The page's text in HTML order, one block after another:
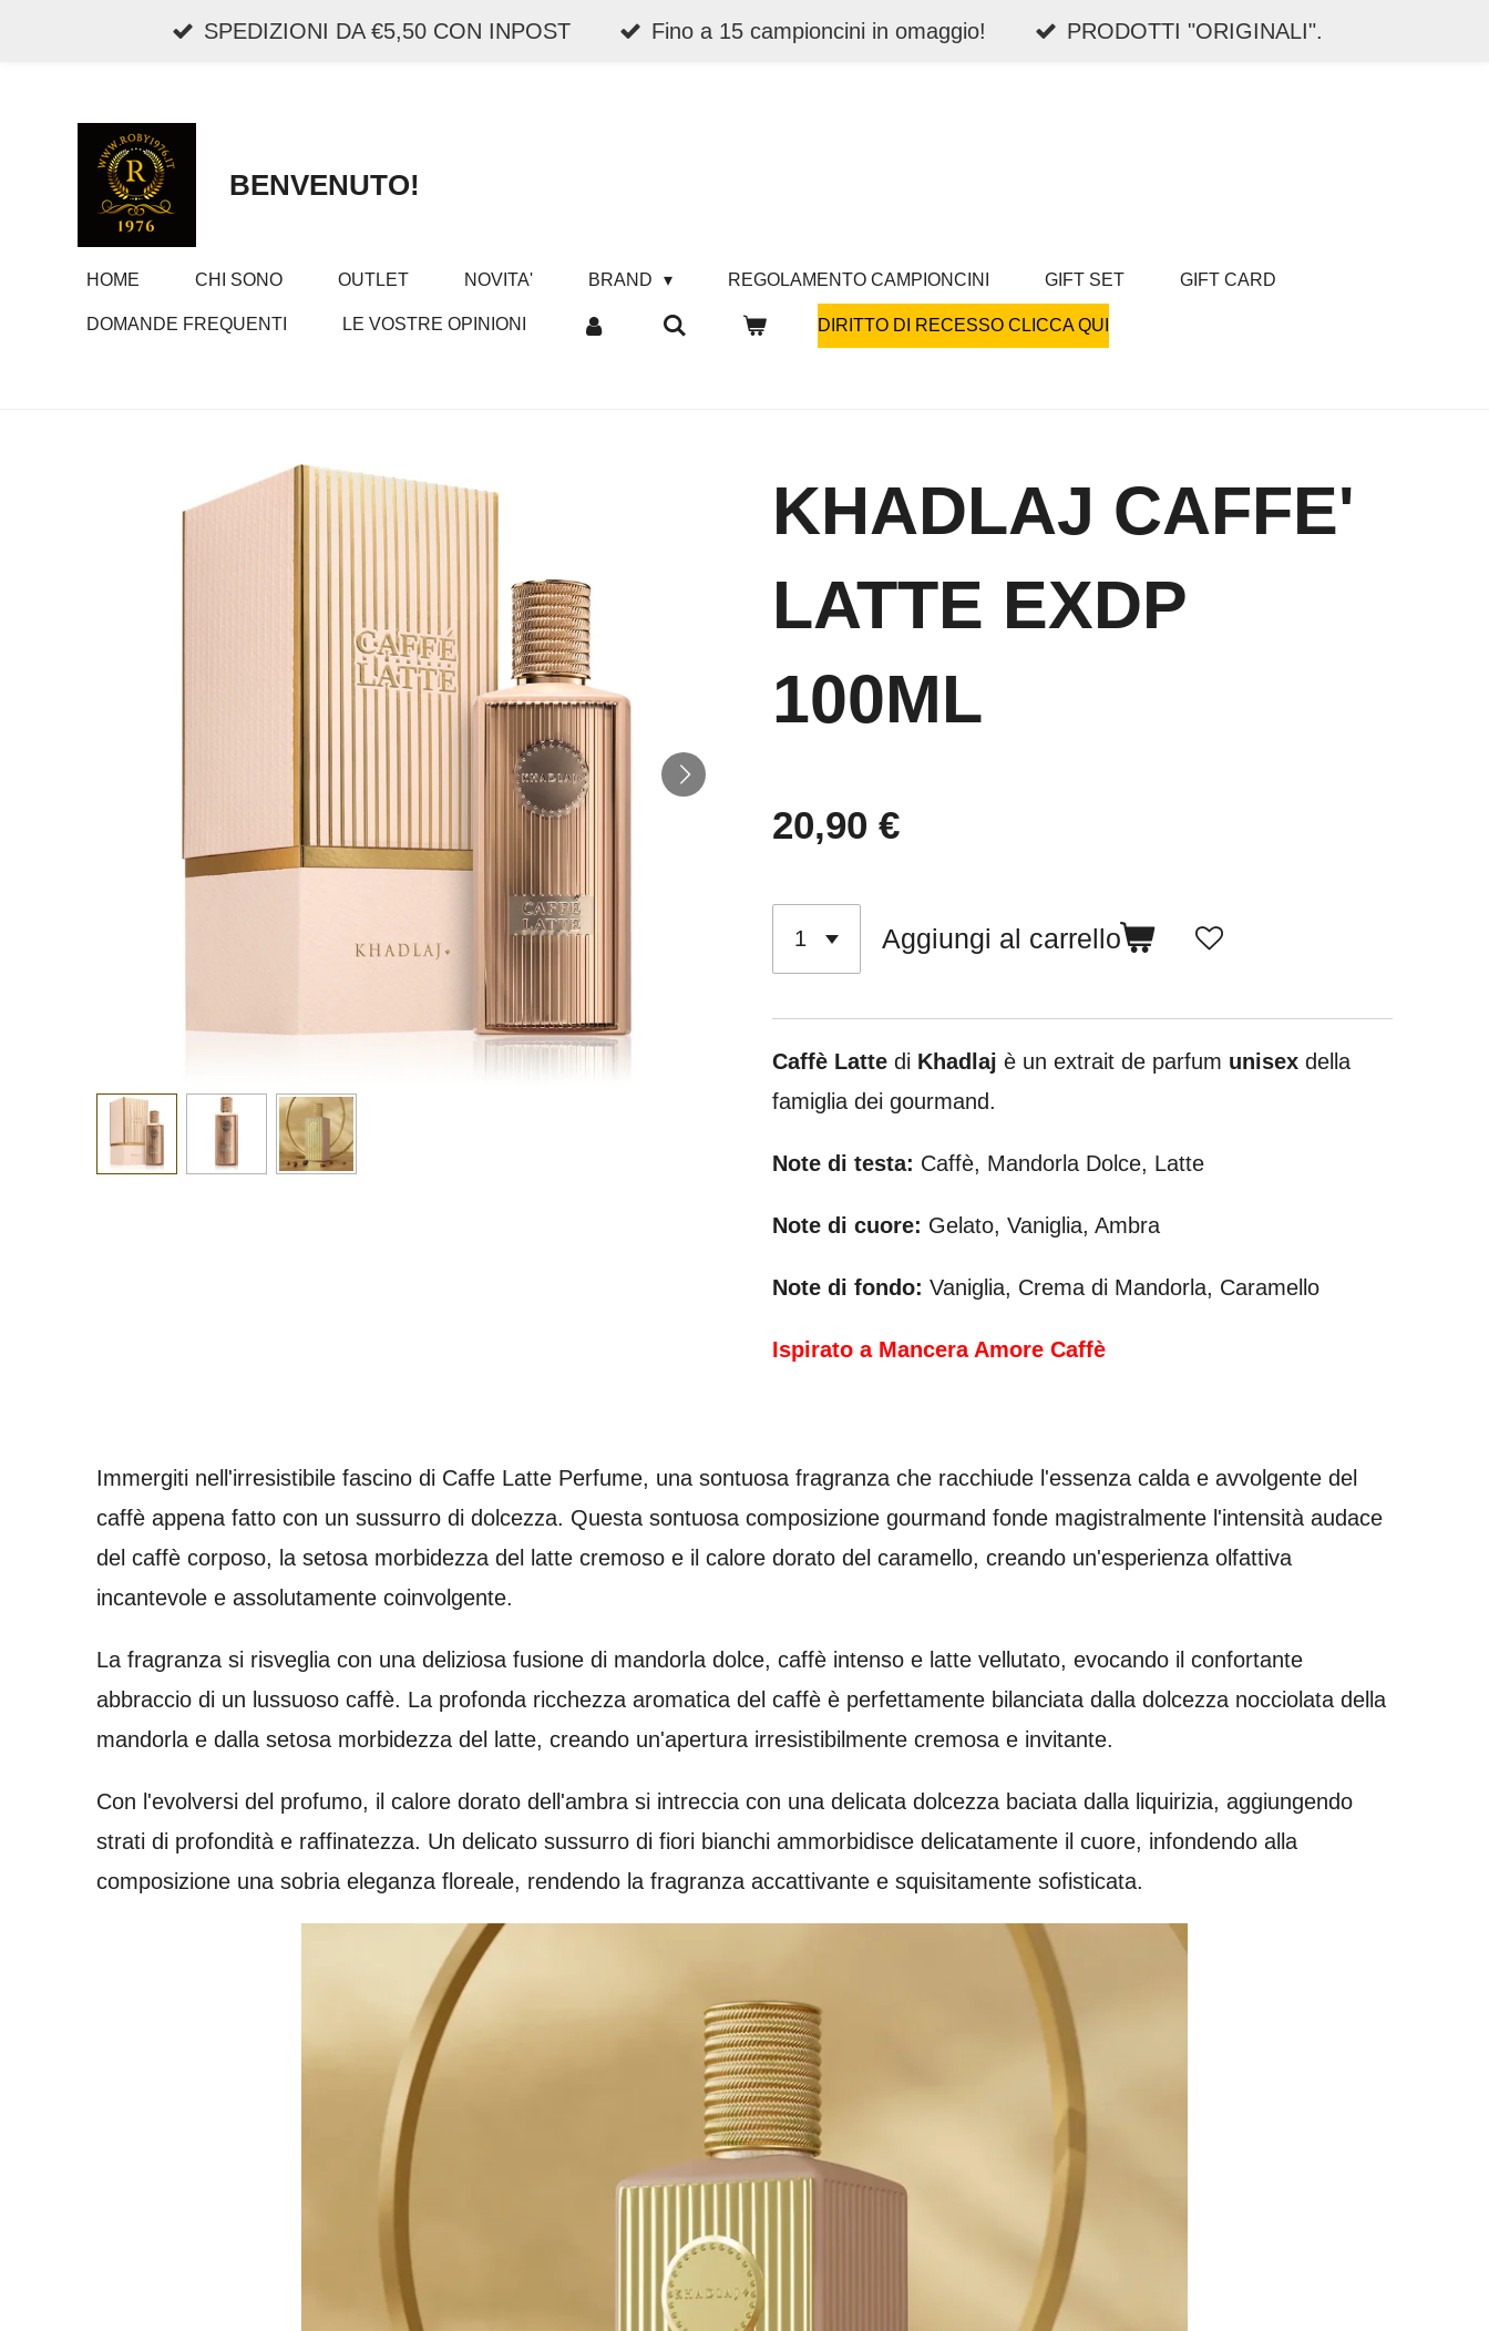
principale
SPEDIZIONI DA €5,50 CON INPOST Fino a 15 campioncini in omaggio! PRODOTTI "ORIGINALI".
BENVENUTO!
HOME CHI SONO OUTLET NOVITA' BRAND REGOLAMENTO CAMPIONCINI GIFT SET GIFT CARD
DOMANDE FREQUENTI LE VOSTRE OPINIONI DIRITTO DI RECESSO CLICCA QUI
KHADLAJ CAFFE'
LATTE EXDP
100ML
20,90 €
Aggiungi al carrello
Caffè Latte di Khadlaj è un extrait de parfum unisex della
famiglia dei gourmand.
Note di testa: Caffè, Mandorla Dolce, Latte
Note di cuore: Gelato, Vaniglia, Ambra
Note di fondo: Vaniglia, Crema di Mandorla, Caramello
Ispirato a Mancera Amore Caffè
Immergiti nell'irresistibile fascino di Caffe Latte Perfume, una sontuosa fragranza che racchiude l'essenza calda e avvolgente del
caffè appena fatto con un sussurro di dolcezza. Questa sontuosa composizione gourmand fonde magistralmente l'intensità audace
del caffè corposo, la setosa morbidezza del latte cremoso e il calore dorato del caramello, creando un'esperienza olfattiva
incantevole e assolutamente coinvolgente.
La fragranza si risveglia con una deliziosa fusione di mandorla dolce, caffè intenso e latte vellutato, evocando il confortante
abbraccio di un lussuoso caffè. La profonda ricchezza aromatica del caffè è perfettamente bilanciata dalla dolcezza nocciolata della
mandorla e dalla setosa morbidezza del latte, creando un'apertura irresistibilmente cremosa e invitante.
Con l'evolversi del profumo, il calore dorato dell'ambra si intreccia con una delicata dolcezza baciata dalla liquirizia, aggiungendo
strati di profondità e raffinatezza. Un delicato sussurro di fiori bianchi ammorbidisce delicatamente il cuore, infondendo alla
composizione una sobria eleganza floreale, rendendo la fragranza accattivante e squisitamente sofisticata.